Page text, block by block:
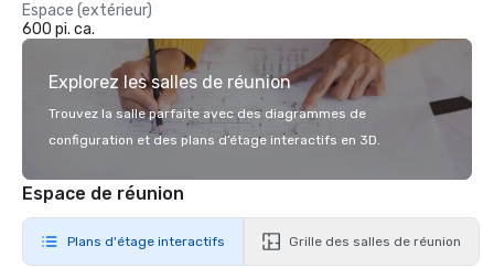
Espace (extérieur)
600 pi. ca.
Explorez les salles de réunion
Trouvez la salle parfaite avec des diagrammes de
configuration et des plans d’étage interactifs en 3D.
Espace de réunion
Plans d'étage interactifs Grille des salles de réunion